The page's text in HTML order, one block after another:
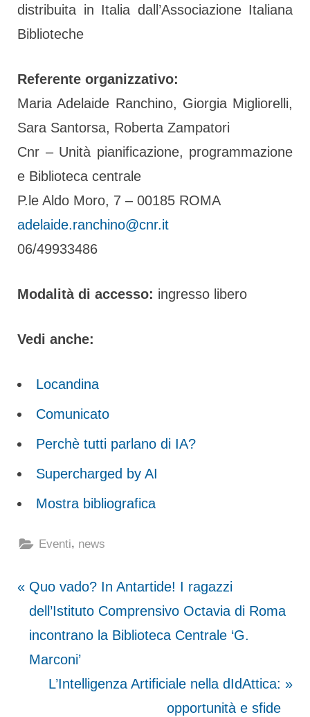
distribuita in Italia dall’Associazione Italiana
Biblioteche
Referente organizzativo:
Maria Adelaide Ranchino, Giorgia Migliorelli,
Sara Santorsa, Roberta Zampatori
Cnr – Unità pianificazione, programmazione
e Biblioteca centrale
P.le Aldo Moro, 7 – 00185 ROMA
adelaide.ranchino@cnr.it
06/49933486
Modalità di accesso: ingresso libero
Vedi anche:
Locandina
Comunicato
Perchè tutti parlano di IA?
Supercharged by AI
Mostra bibliografica
Eventi, news
Navigazione
articoli
P
r
e
v
Quo vado? In Antartide! I ragazzi
dell’Istituto Comprensivo Octavia di Roma
incontrano la Biblioteca Centrale ‘G.
Marconi’
N
L’Intelligenza Artificiale nella dIdAttica:
opportunità e sfide